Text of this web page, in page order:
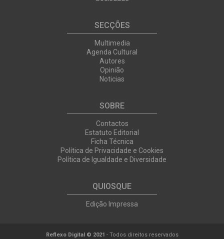
SECÇÕES
Multimedia
Agenda Cultural
Autores
Opinião
Noticias
SOBRE
Contactos
Estatuto Editorial
Ficha Técnica
Política de Privacidade e Cookies
Política de Igualdade e Diversidade
QUIOSQUE
Edição Impressa
Reflexo Digital © 2021 - Todos direitos reservados